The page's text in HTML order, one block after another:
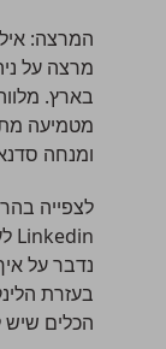
המרצה:
מרצה על
בארץ.
מטמיעה
ומנחה
לצפייה
Linkedin לעסקים
נדבר על
בעזרת
הכלים שיש